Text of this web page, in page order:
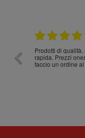
Prodotti di
rapida. Prezzi
faccio un ordine